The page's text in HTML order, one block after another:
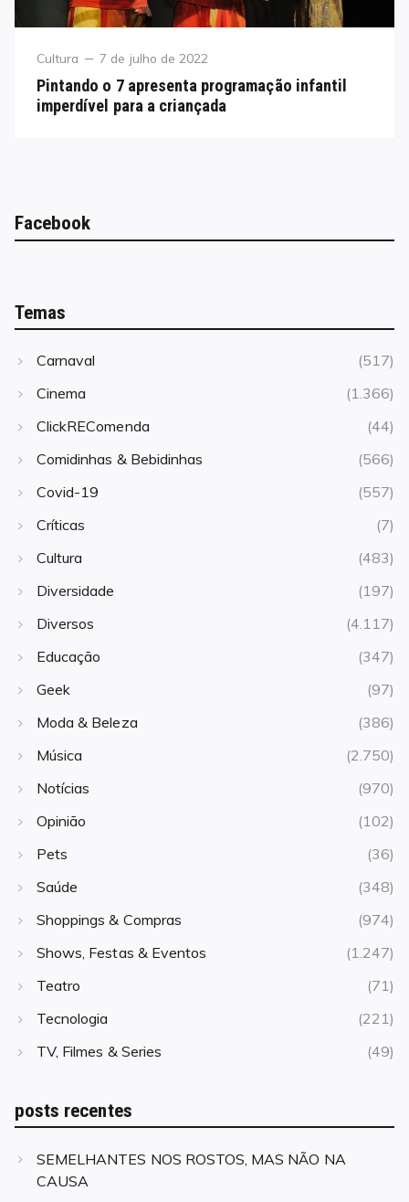
Category
Cultura
Posted
7 de julho de 2022
Pintando o 7 apresenta programação infantil
imperdível para a criançada
Facebook
Temas
Carnaval
(517)
Cinema
(1.366)
ClickREComenda
(44)
Comidinhas & Bebidinhas
(566)
Covid-19
(557)
Críticas
(7)
Cultura
(483)
Diversidade
(197)
Diversos
(4.117)
Educação
(347)
Geek
(97)
Moda & Beleza
(386)
Música
(2.750)
Notícias
(970)
Opinião
(102)
Pets
(36)
Saúde
(348)
Shoppings & Compras
(974)
Shows, Festas & Eventos
(1.247)
Teatro
(71)
Tecnologia
(221)
TV, Filmes & Series
(49)
posts recentes
SEMELHANTES NOS ROSTOS, MAS NÃO NA
CAUSA